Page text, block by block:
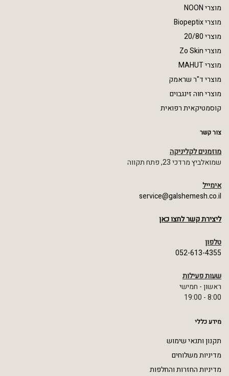
מוצרי NOON
מוצרי Biopeptix
מוצרי 20/80
מוצרי Zo Skin
מוצרי MAHUT
מוצרי ד"ר שראמק
מוצרי חוה זינגבוים
קוסמטיקאית רפואית
צור קשר
מוזמנים לקליניקה
שמואלביץ מרדכי 23, פתח תקווה
אימייל
service@galshemesh.co.il
ליצירת קשר לחצו כאן
טלפון
052-613-4355
שעות פעילות
ראשון - חמישי
8:00 - 19:00
מידע כללי
תקנון ותנאי שימוש
מדיניות משלוחים
מדיניות החזרות והחלפות